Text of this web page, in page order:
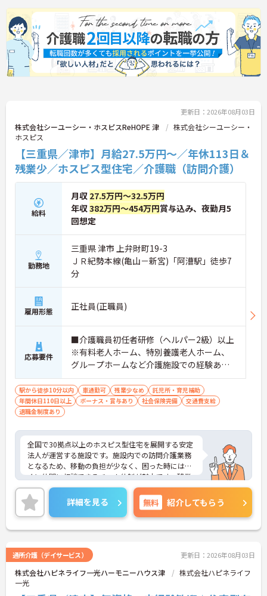
がらご自身のキャリアアップを目指すことができま
す。ご入居者さまの生きる喜びに寄り添いながらチ
ームで協力しながらより良いケアを提供したい方に
ぴったりの環境です。
★おすすめPOINT★
【「看取り・難病ケアのプロ」として成長できる環
・入社時は先輩スタッフの同行訪問からスタートす
るため、訪問介護未経験の方も安心して業務に慣れ
ることができます
・訪問診療医と24時間連携し、チームで看取りに取
り組む体制が整っているため、「看取りのプロ」と
【頑張りがしっかり給与・評価に反映される職場で
す】
・介護福祉士手当25,000円、処遇改善手当78,000
円、賞与は年2回＋処遇改善一時金も別途支給され
・入社半年でリーダーを任されたスタッフの実績が
あるなど、年次にかかわらず頑張りが評価され、キ
ャリアアップを実現できる職場環境です
【働きやすい休日・残業面と、長く安心して働ける
福利厚生が魅力です】
・月9日公休に加え、夏季・冬季休暇各3日が確保さ
れており（年間休日113日）、オンオフのメリハリ
をつけて働くことができます。
・全社平均残業月5時間程度と、業界平均を大きく
下回る少ない残業時間を実現しています
・退職金制度（勤続3年以上）・保育手当・育児短
時間勤務・マインドフルネスプログラムなど、長期
的に安心して働き続けるための制度が充実していま
す
更新日：2026年08月03日
株式会社シーユーシー・ホスピスReHOPE 津
株式会社シーユーシー・
ホスピス
【三重県／津市】月給27.5万円～／年休113日＆
残業少／ホスピス型住宅／介護職（訪問介護）
給料
月収 27.5万円～32.5万円
年収382万円～454万円賞与込み、夜勤月5
回想定
勤務地
三重県 津市 上弁財町19-3
ＪＲ紀勢本線(亀山－新宮)「阿漕駅」徒歩7
分
雇用形態 正社員(正職員)
応募要件
■介護職員初任者研修（ヘルパー2級）以上
※有料老人ホーム、特別養護老人ホーム、
グループホームなど介護施設での経験ある
方歓迎 ※ホスピス勤務（訪問介護）や「看
取り」が初めての方も可
駅から徒歩10分以内 車通勤可 残業少なめ
託児所・育児補助
年間休日110日以上
ボーナス・賞与あり 社会保険完備
交通費支給
退職金制度あり
全国で30拠点以上のホスピス型住宅を展開する安定
法人が運営する施設です。施設内での訪問介護業務
となるため、移動の負担が少なく、困った時にはす
ぐに仲間に相談できるチーム体制が魅力です。残業
は全社平均残業月5時間程度と少なく、3日以上の連
続休暇で支援金が支給される独自の制度や、美容皮
膚科などの割引が受けられる福利厚生も充実してい
ます。ホスピスケアが初めてでも、充実した入社時
研修と資格取得支援制度を活用し、専門性を高めな
す。ご入居者さまの生きる喜びに寄り添いながらチ
ームで協力しながらより良いケアを提供したい方に
ぴったりの環境です。
詳細を見る 無料 紹介してもらう
通所介護（デイサービス） 更新日：2026年08月03日
株式会社ハピネライフ一光ハーモニーハウス津
株式会社ハピネライフ
一光